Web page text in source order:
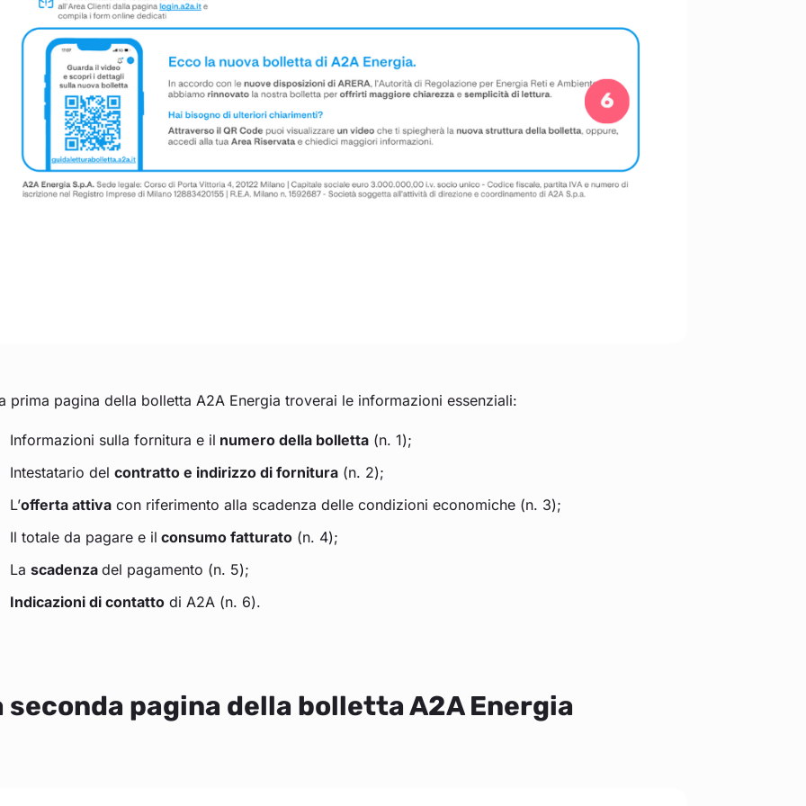
prima pagina della bolletta A2A Energia troverai le informazioni essenziali:
Informazioni sulla fornitura e il numero della bolletta(n. 1);
Intestatario del contratto e indirizzo di fornitura(n. 2);
L’offerta attivacon riferimento alla scadenza delle condizioni economiche (n. 3);
Il totale da pagare e il consumo fatturato(n. 4);
La scadenza del pagamento (n. 5);
Indicazioni di contattodi A2A (n. 6).
seconda pagina della bolletta A2A Energia